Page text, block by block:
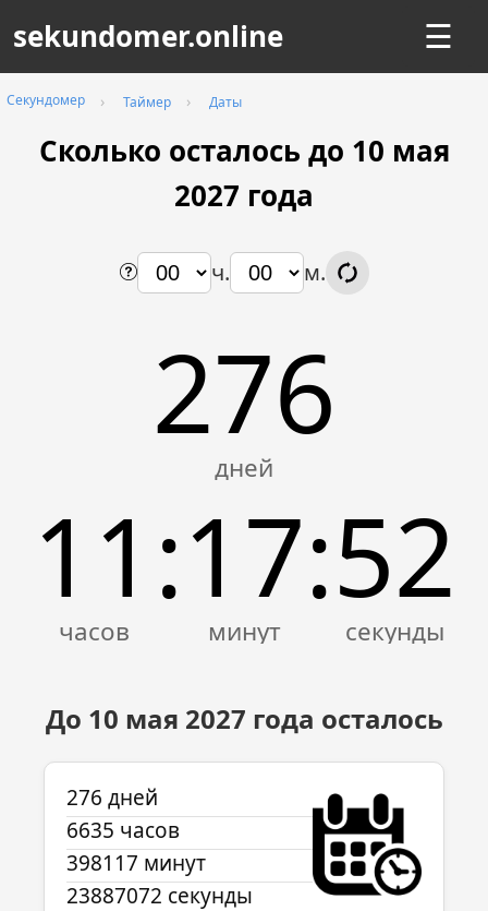
sekundomer.online ☰
Секундомер Таймер Даты
Сколько осталось до 10 мая
2027 года
ч. м.
276
11 :17:52
До 10 мая 2027 года осталось
276 дней
6635 часов
398117 минут
23887072 секунды